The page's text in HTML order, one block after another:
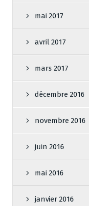
mai 2017
avril 2017
mars 2017
décembre 2016
novembre 2016
juin 2016
mai 2016
janvier 2016